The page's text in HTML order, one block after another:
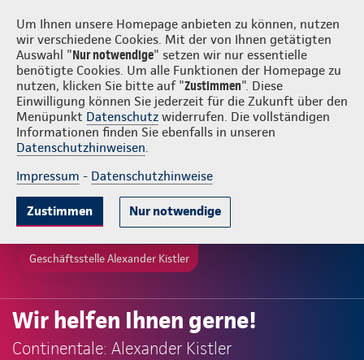
Um Ihnen unsere Homepage anbieten zu können, nutzen
wir verschiedene Cookies. Mit der von Ihnen getätigten
Auswahl "Nur notwendige" setzen wir nur essentielle
benötigte Cookies. Um alle Funktionen der Homepage zu
nutzen, klicken Sie bitte auf "Zustimmen". Diese
Einwilligung können Sie jederzeit für die Zukunft über den
Menüpunkt Datenschutz widerrufen. Die vollständigen
Informationen finden Sie ebenfalls in unseren
Datenschutzhinweisen.
Impressum - Datenschutzhinweise
Zustimmen Nur notwendige
Alexander Kistler Login
Geschäftsstelle Alexander Kistler
Wir helfen Ihnen gerne!
Continentale: Alexander Kistler